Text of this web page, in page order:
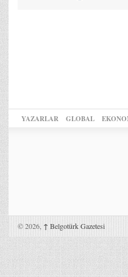
YAZARLAR GLOBAL
© 2026, ↑ Belgotürk Gazetesi